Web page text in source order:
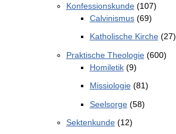
Konfessionskunde(107)
Calvinismus(69)
Katholische Kirche(27)
Praktische Theologie(600)
Homiletik(9)
Missiologie(81)
Seelsorge(58)
Sektenkunde(12)